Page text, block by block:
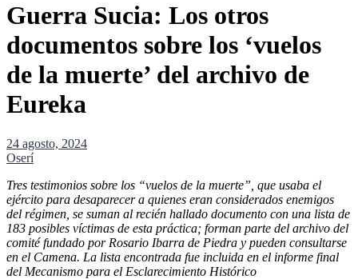
Guerra Sucia: Los otros
documentos sobre los ‘vuelos
de la muerte’ del archivo de
Eureka
24 agosto, 2024
Oserí
Tres testimonios sobre los “vuelos de la muerte”, que usaba el
ejército para desaparecer a quienes eran considerados enemigos
del régimen, se suman al recién hallado documento con una lista de
183 posibles víctimas de esta práctica; forman parte del archivo del
comité fundado por Rosario Ibarra de Piedra y pueden consultarse
en el Camena. La lista encontrada fue incluida en el informe final
del Mecanismo para el Esclarecimiento Histórico